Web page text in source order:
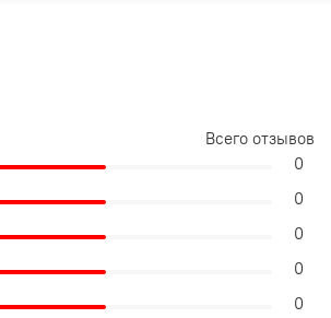
Всего отзывов
0
0
0
0
0